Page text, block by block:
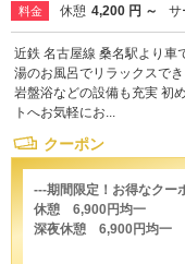
料金 休憩 4,200 円 ～ サ
近鉄 名古屋線 桑名駅より車
湯のお風呂でリラックスで
岩盤浴などの設備も充実 初
トへお気軽にお...
クーポン
---期間限定！お得なクー
休憩 6,900円均一
深夜休憩 6,900円均一